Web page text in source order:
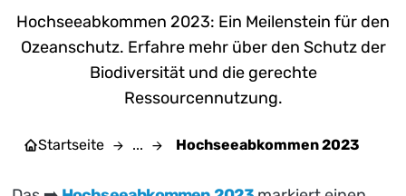
Hochseeabkommen 2023: Ein Meilenstein für den
Ozeanschutz. Erfahre mehr über den Schutz der
Biodiversität und die gerechte
Ressourcennutzung.
Startseite ... Hochseeabkommen 2023